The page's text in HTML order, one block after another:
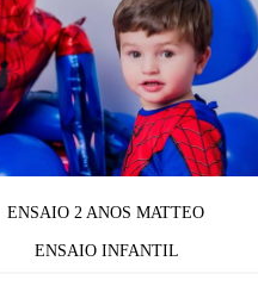
ENSAIO 2 ANOS MATTEO
ENSAIO INFANTIL